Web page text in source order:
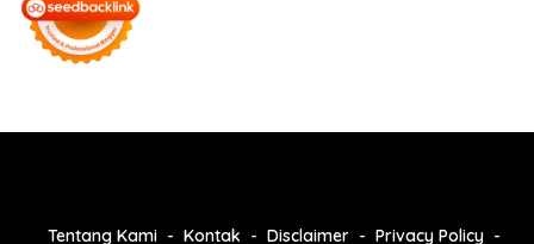
Tentang Kami Kontak Disclaimer
Privacy Policy